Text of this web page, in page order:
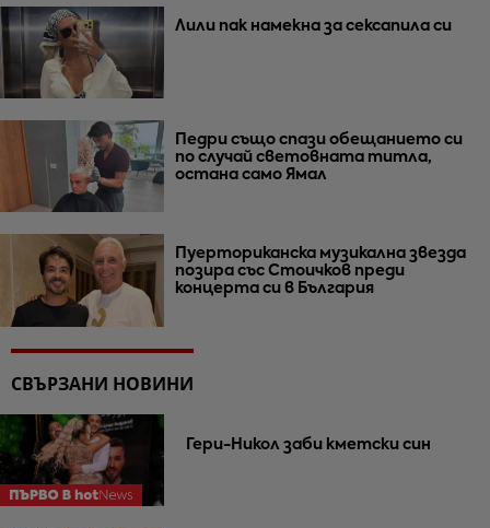
Лили пак намекна за сексапила си
Педри също спази обещанието си
по случай световната титла,
остана само Ямал
Пуерториканска музикална звезда
позира със Стоичков преди
концерта си в България
СВЪРЗАНИ НОВИНИ
Гери-Никол заби кметски син